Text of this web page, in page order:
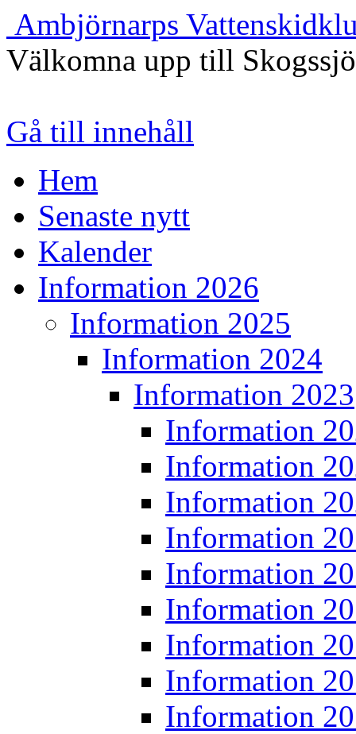
Ambjörnarps
Välkomna upp till
Gå till innehåll
Hem
Senaste nytt
Kalender
Information 2026
Information 2025
Information 2024
Information 2023
Information
Information
Information
Information
Information
Information
Information
Information
Information